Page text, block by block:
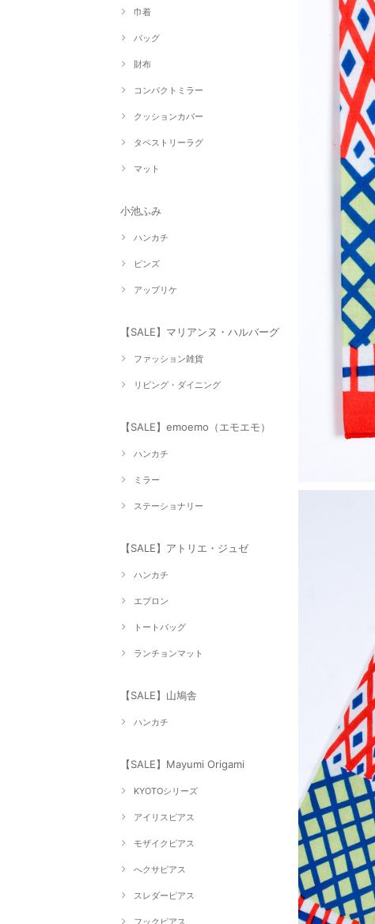
巾着
バッグ
財布
コンパクトミラー
クッションカバー
タペストリーラグ
マット
小池ふみ
ハンカチ
ピンズ
アップリケ
【SALE】マリアンヌ・ハルバーグ
ファッション雑貨
リビング・ダイニング
【SALE】emoemo（エモエモ）
ハンカチ
ミラー
ステーショナリー
【SALE】アトリエ・ジュゼ
ハンカチ
エプロン
トートバッグ
ランチョンマット
【SALE】山鳩舎
ハンカチ
【SALE】Mayumi Origami
KYOTOシリーズ
アイリスピアス
モザイクピアス
へクサピアス
スレダーピアス